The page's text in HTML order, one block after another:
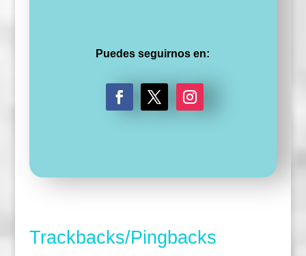
Puedes seguirnos en:
Trackbacks/Pingbacks